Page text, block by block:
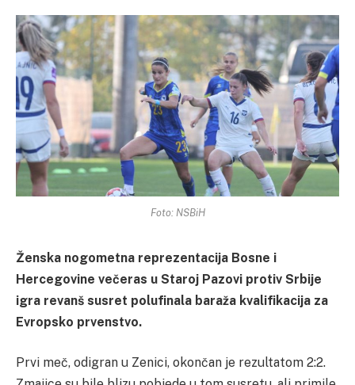
Foto: NSBiH
Ženska nogometna reprezentacija Bosne i
Hercegovine večeras u Staroj Pazovi protiv Srbije
igra revanš susret polufinala baraža kvalifikacija za
Evropsko prvenstvo.
Prvi meč, odigran u Zenici, okončan je rezultatom 2:2.